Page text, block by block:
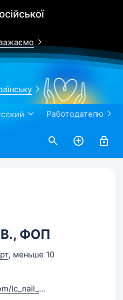
Работодателю
ФОП
, меньше 10
www.instagram.com/lc_nail_sa